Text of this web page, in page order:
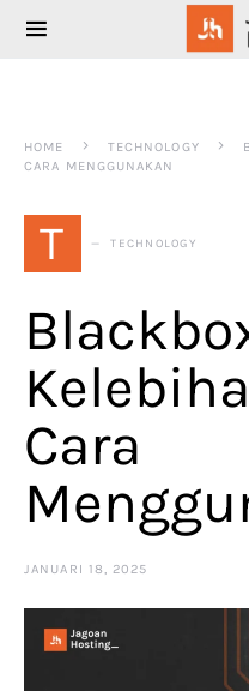
SEARCH FOR:
HOME TECHNOLOGY
CARA MENGGUNAKAN
T TECHNOLOGY
Cara
JANUARI 18, 2025